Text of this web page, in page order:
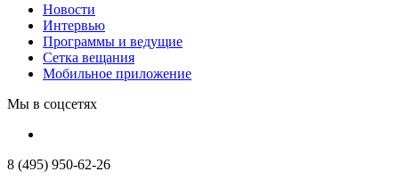
Новости
Интервью
Программы и ведущие
Сетка вещания
Мобильное приложение
Мы в соцсетях
8 (495) 950-62-26